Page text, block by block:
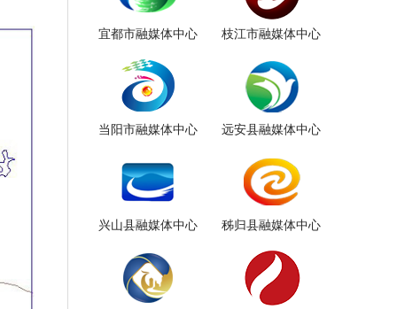
宜都市融媒体中心 枝江市融媒体中心
当阳市融媒体中心 远安县融媒体中心
兴山县融媒体中心 秭归县融媒体中心